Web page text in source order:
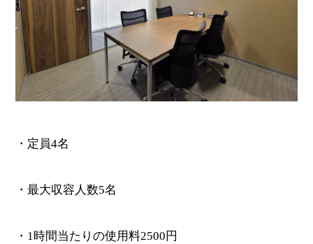
・定員4名
・最大収容人数5名
・1時間当たりの使用料2500円